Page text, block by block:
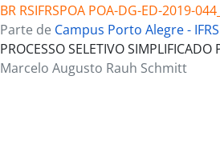
BR RSIFRSPOA POA-DG-ED-2019-
Parte de Campus Porto Alegre - IFRS
PROCESSO SELETIVO
Marcelo Augusto Rauh Schmitt